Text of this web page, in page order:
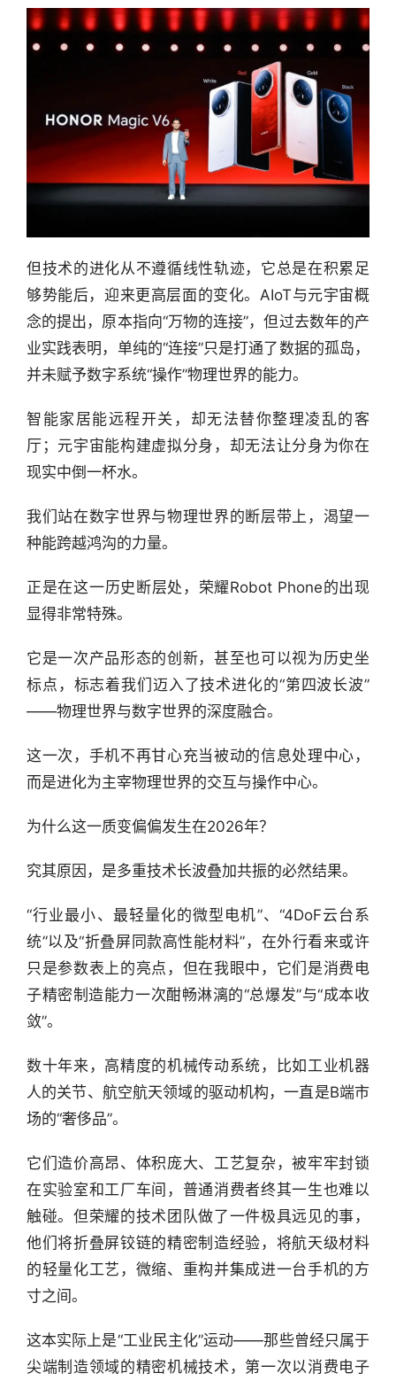
但技术的进化从不遵循线性轨迹，它总是在积累足
够势能后，迎来更高层面的变化。AIoT与元宇宙概
念的提出，原本指向“万物的连接”，但过去数年的产
业实践表明，单纯的“连接”只是打通了数据的孤岛，
并未赋予数字系统“操作”物理世界的能力。
智能家居能远程开关，却无法替你整理凌乱的客
厅；元宇宙能构建虚拟分身，却无法让分身为你在
现实中倒一杯水。
我们站在数字世界与物理世界的断层带上，渴望一
种能跨越鸿沟的力量。
正是在这一历史断层处，荣耀Robot Phone的出现
显得非常特殊。
它是一次产品形态的创新，甚至也可以视为历史坐
标点，标志着我们迈入了技术进化的“第四波长波”
——物理世界与数字世界的深度融合。
这一次，手机不再甘心充当被动的信息处理中心，
而是进化为主宰物理世界的交互与操作中心。
为什么这一质变偏偏发生在2026年？
究其原因，是多重技术长波叠加共振的必然结果。
“行业最小、最轻量化的微型电机”、“4DoF云台系
统”以及“折叠屏同款高性能材料”，在外行看来或许
只是参数表上的亮点，但在我眼中，它们是消费电
子精密制造能力一次酣畅淋漓的“总爆发”与“成本收
敛”。
数十年来，高精度的机械传动系统，比如工业机器
人的关节、航空航天领域的驱动机构，一直是B端市
场的“奢侈品”。
它们造价高昂、体积庞大、工艺复杂，被牢牢封锁
在实验室和工厂车间，普通消费者终其一生也难以
触碰。但荣耀的技术团队做了一件极具远见的事，
他们将折叠屏铰链的精密制造经验，将航天级材料
的轻量化工艺，微缩、重构并集成进一台手机的方
寸之间。
这本实际上是“工业民主化”运动——那些曾经只属于
尖端制造领域的精密机械技术，第一次以消费电子